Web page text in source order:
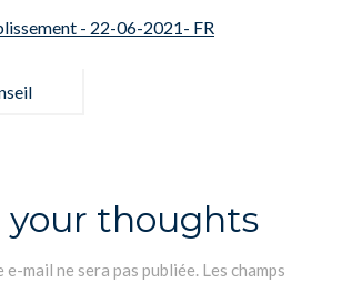
- 22-06-2021- FR
your thoughts
e-mail ne sera pas publiée. Les champs